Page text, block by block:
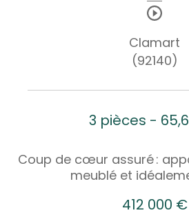
Clamart
(92140)
3 pièces -
Coup de cœur assuré :
meublé et
412 000 €